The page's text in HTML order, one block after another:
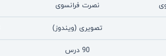
نصرت فرانسوی
تصویری (ویندوز)
90 درس